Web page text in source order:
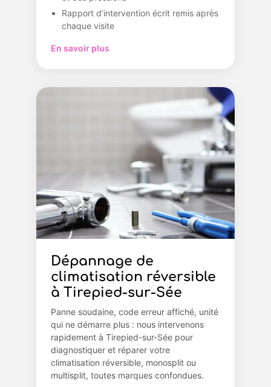
Rapport d’intervention écrit remis après
chaque visite
En savoir plus
Dépannage de
climatisation réversible
à Tirepied-sur-Sée
Panne soudaine, code erreur affiché, unité
qui ne démarre plus : nous intervenons
rapidement à Tirepied-sur-Sée pour
diagnostiquer et réparer votre
climatisation réversible, monosplit ou
multisplit, toutes marques confondues.